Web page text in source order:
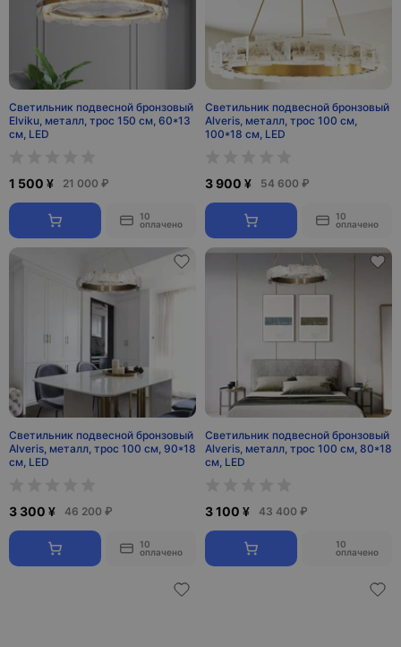
Светильник подвесной бронзовый
Elviku, металл, трос 150 см, 60*13
см, LED
1 500 ¥ 21 000 ₽
10
оплачено
Светильник подвесной бронзовый
Alveris, металл, трос 100 см,
100*18 см, LED
3 900 ¥ 54 600 ₽
10
оплачено
Светильник подвесной бронзовый
Alveris, металл, трос 100 см, 90*18
см, LED
3 300 ¥ 46 200 ₽
10
оплачено
Светильник подвесной бронзовый
Alveris, металл, трос 100 см, 80*18
см, LED
3 100 ¥ 43 400 ₽
10
оплачено